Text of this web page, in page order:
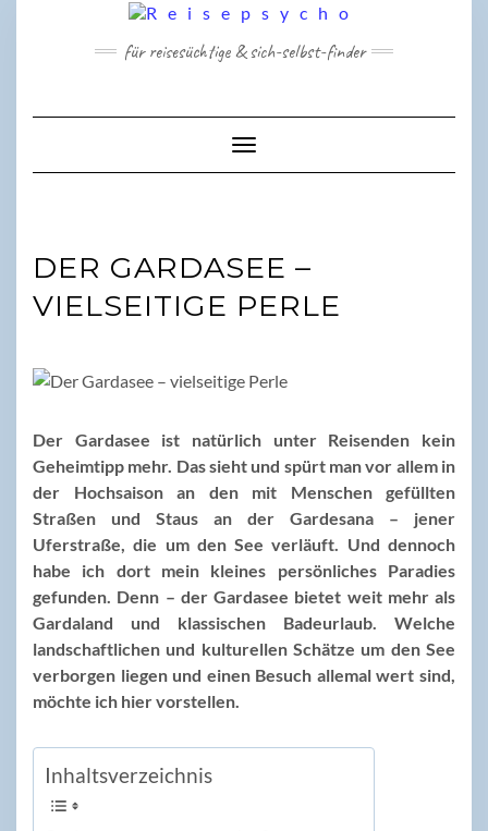
für reisesüchtige & sich-selbst-finder
Toggle Navigation
DER GARDASEE –
VIELSEITIGE PERLE
Der Gardasee ist natürlich unter Reisenden kein
Geheimtipp mehr. Das sieht und spürt man vor allem in
der Hochsaison an den mit Menschen gefüllten
Straßen und Staus an der Gardesana – jener
Uferstraße, die um den See verläuft. Und dennoch
habe ich dort mein kleines persönliches Paradies
gefunden. Denn – der Gardasee bietet weit mehr als
Gardaland und klassischen Badeurlaub. Welche
landschaftlichen und kulturellen Schätze um den See
verborgen liegen und einen Besuch allemal wert sind,
möchte ich hier vorstellen.
Inhaltsverzeichnis